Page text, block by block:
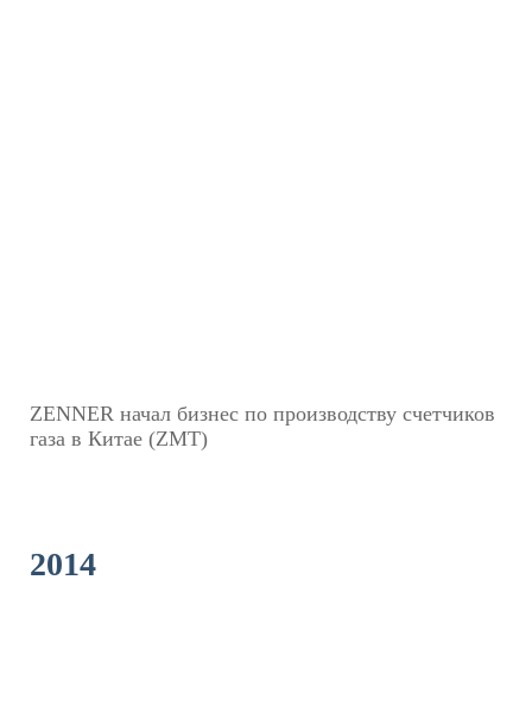
ZENNER начал бизнес по производству счетчиков
газа в Китае (ZMT)
2014